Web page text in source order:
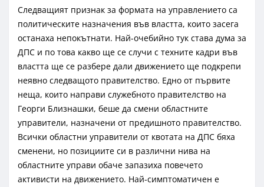
Следващият признак за формата на управлението са
политическите назначения във властта, които засега
останаха непокътнати. Най-очебийно тук става дума за
ДПС и по това какво ще се случи с техните кадри във
властта ще се разбере дали движението ще подкрепи
неявно следващото правителство. Едно от първите
неща, които направи служебното правителство на
Георги Близнашки, беше да смени областните
управители, назначени от предишното правителство.
Всички областни управители от квотата на ДПС бяха
сменени, но позициите си в различни нива на
областните управи обаче запазиха повечето
активисти на движението. Най-симптоматичен е